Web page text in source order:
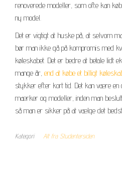
renoverede modeller, som ofte kan
ny model.
Det er vigtigt at huske på, at selvom
bør man ikke gå på kompromis med
køleskabet. Det er bedre at betale lidt
mange år, end at købe et billigt
stykker efter kort tid. Det kan være en
mærker og modeller, inden man
så man er sikker på at vælge det
Kategori Alt fra Studentersiden